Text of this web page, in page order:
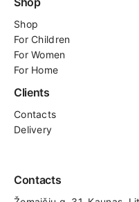
Shop
ForChildren
For Women
For Home
Clients
Contacts
Delivery
Contacts